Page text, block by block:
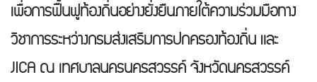
เพื่อการฟื้นฟูท้องถิ่นอย่างยั่งยืนภายใต้ความร่วมมือทาง
วิชาการระหว่างกรมส่งเสริมการปกครองท้องถิ่น และ
JICA ณ เทศบาลนครนครสวรรค์ จังหวัดนครสวรรค์